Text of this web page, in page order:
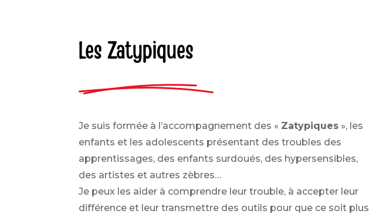
Les Zatypiques
Je suis formée à l’accompagnement des « Zatypiques », les
enfants et les adolescents présentant des troubles des
apprentissages, des enfants surdoués, des hypersensibles,
des artistes et autres zèbres…
Je peux les aider à comprendre leur trouble, à accepter leur
différence et leur transmettre des outils pour que ce soit plus